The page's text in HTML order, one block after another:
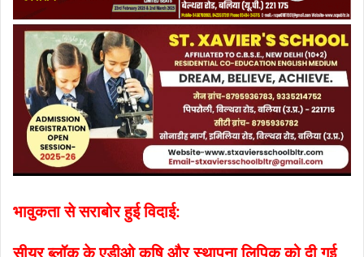
भावुकता से सराबोर हुई विदाई:
सीयर ब्लॉक के एडीओ कृषि और स्थापना लिपिक को दी गई